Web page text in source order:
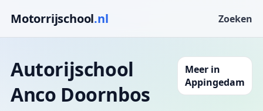
Motorrijschool.nl Zoeken
Autorijschool
Anco Doornbos
Meer in
Appingedam